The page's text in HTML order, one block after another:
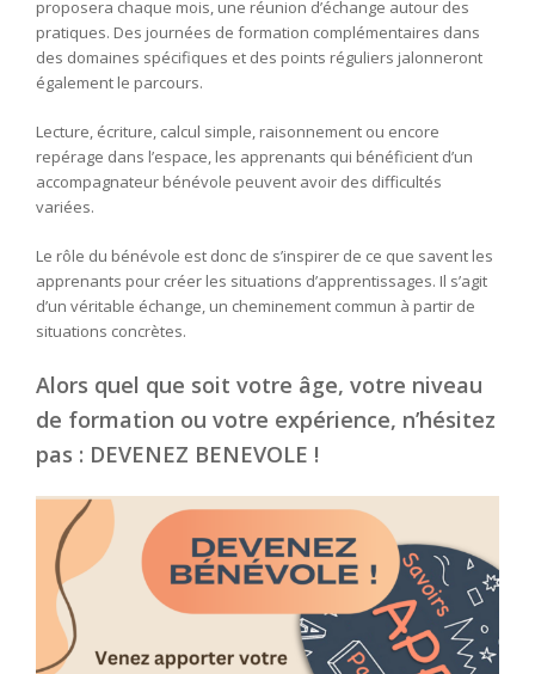
proposera chaque mois, une réunion d’échange autour des
pratiques. Des journées de formation complémentaires dans
des domaines spécifiques et des points réguliers jalonneront
également le parcours.
Lecture, écriture, calcul simple, raisonnement ou encore
repérage dans l’espace, les apprenants qui bénéficient d’un
accompagnateur bénévole peuvent avoir des difficultés
variées.
Le rôle du bénévole est donc de s’inspirer de ce que savent les
apprenants pour créer les situations d’apprentissages. Il s’agit
d’un véritable échange, un cheminement commun à partir de
situations concrètes.
Alors quel que soit votre âge, votre niveau
de formation ou votre expérience, n’hésitez
pas : DEVENEZ BENEVOLE !